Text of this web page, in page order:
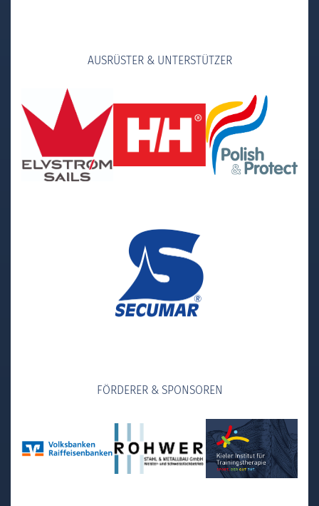
AUSRÜSTER & UNTERSTÜTZER
FÖRDERER & SPONSOREN